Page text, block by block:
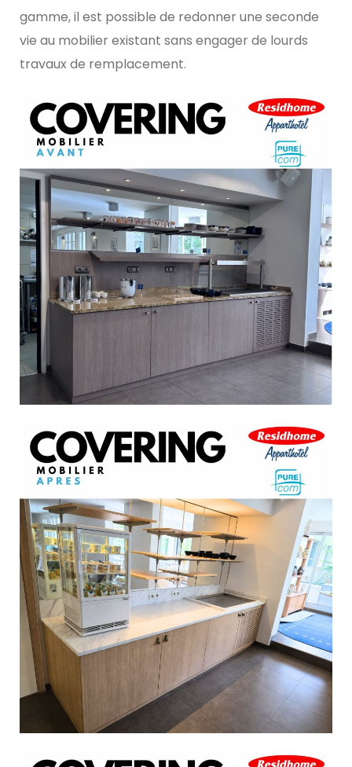
gamme, il est possible de redonner une seconde
vie au mobilier existant sans engager de lourds
travaux de remplacement.